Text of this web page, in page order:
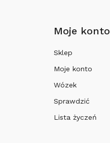
Moje konto
Sklep
Moje konto
Wózek
Sprawdzić
Lista życzeń